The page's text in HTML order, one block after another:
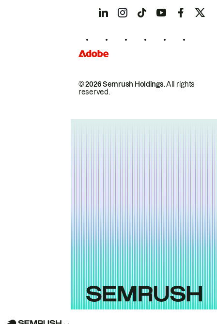
© 2026 Semrush Holdings.All rights
reserved.